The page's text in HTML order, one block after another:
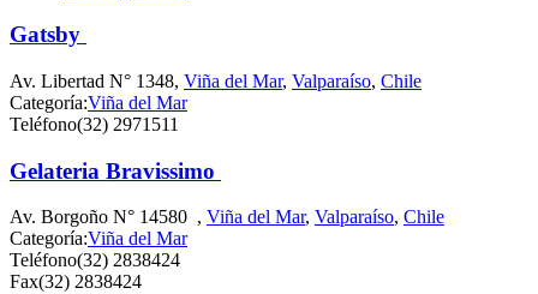
Gatsby
Av. Libertad N° 1348, Viña del Mar, Valparaíso, Chile
Categoría:Viña del Mar
Teléfono(32) 2971511
Gelateria Bravissimo
Av. Borgoño N° 14580 , Viña del Mar, Valparaíso, Chile
Categoría:Viña del Mar
Teléfono(32) 2838424
Fax(32) 2838424